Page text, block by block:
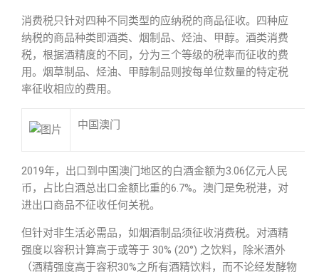
消费税只针对四种不同类型的应纳税的商品征收。四种应
纳税的商品种类即酒类、烟制品、烃油、甲醇。酒类消费
税，根据酒精度的不同，分为三个等级的税率而征收的费
用。烟草制品、烃油、甲醇制品则按每单位数量的特定税
率征收相应的费用。
中国澳门
2019年，出口到中国澳门地区的白酒金额为3.06亿元人民
币，占比白酒总出口金额比重的6.7%。澳门是免税港，对
进出口商品不征收任何关税。
但针对非生活必需品，如烟酒制品须征收消费税。对酒精
强度以容积计算高于或等于 30% (20°) 之饮料，除米酒外
（酒精强度高于容积30%之所有酒精饮料，而不论经发酵物